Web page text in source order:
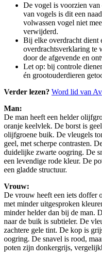
De vogel is voorzien van
van vogels is dit een
volwassen vogel niet
verwijderd.
Bij elke overdracht dient
overdrachtsverklaring te
door de afgevende en
Let op: bij controle
én grootouderdieren
Verder lezen? Word lid van
Man:
De man heeft een helder
oranje keelvlek. De borst is
olijfgroene buik. De vleugels
geel, met scherpe contrasten.
duidelijke zwarte oogring. De
een levendige rode kleur. De
een gladde structuur.
Vrouw:
De vrouw heeft een iets doffer
met minder uitgesproken
minder helder dan bij de man.
naar de buik is subtieler. De
zachtere gele tint. De kop is
oogring. De snavel is rood,
poten zijn donkergrijs,